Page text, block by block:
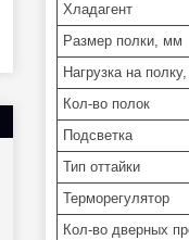
Хладагент
Размер полки, мм
Нагрузка на полку,
Кол-во полок
Подсветка
Тип оттайки
Терморегулятор
Кол-во дверных